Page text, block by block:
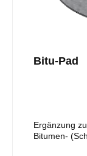
Bitu-Pad
Ergänzung
Bitumen-